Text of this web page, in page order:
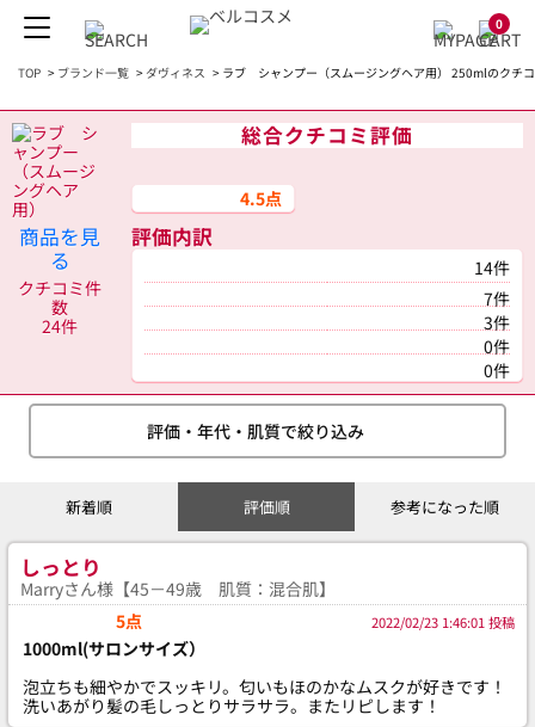
0
TOP > ブランド一覧 >ダヴィネス > ラブ シャンプー（スムージングヘア用） 250mlのクチ
商品を見
る
クチコミ件
数
24件
総合クチコミ評価
4.5点
評価内訳
14件
7件
3件
0件
0件
評価・年代・肌質で絞り込み
新着順 評価順 参考になった順
しっとり
Marryさん様【45－49歳 肌質：混合肌】
5点
2022/02/23 1:46:01 投稿
1000ml(サロンサイズ）
泡立ちも細やかでスッキリ。匂いもほのかなムスクが好きです！
洗いあがり髪の毛しっとりサラサラ。またリピします！